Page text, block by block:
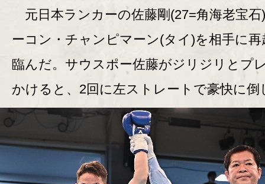
元日本ランカーの佐藤剛(27=角海老宝
ーコン・チャンピマーン(タイ)を相手に再
臨んだ。サウスポー佐藤がジリジリとプ
かけると、2回に左ストレートで豪快に倒